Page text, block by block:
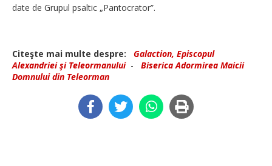
date de Grupul psaltic „Pantocrator”.
Citeşte mai multe despre:
Galaction, Episcopul
Alexandriei şi Teleormanului- Biserica Adormirea Maicii
Domnului din Teleorman